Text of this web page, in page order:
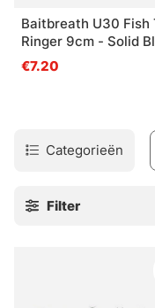
Baitbreath U30 Fish
Ringer 9cm - Solid
€7.20
Categorieën
Filter